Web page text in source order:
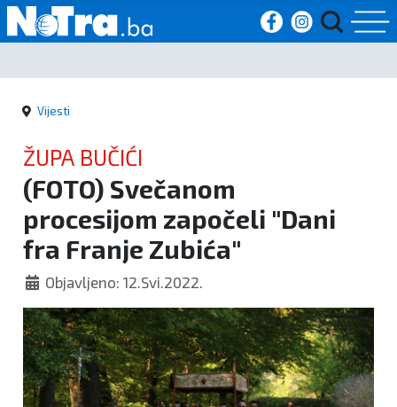
Početna
Vijesti
Sport
Kultura
Crna
kronika
Politika
Zanimljivosti
Vijesti
ŽUPA BUČIĆI
(FOTO) Svečanom
procesijom započeli "Dani
fra Franje Zubića"
Objavljeno: 12.Svi.2022.